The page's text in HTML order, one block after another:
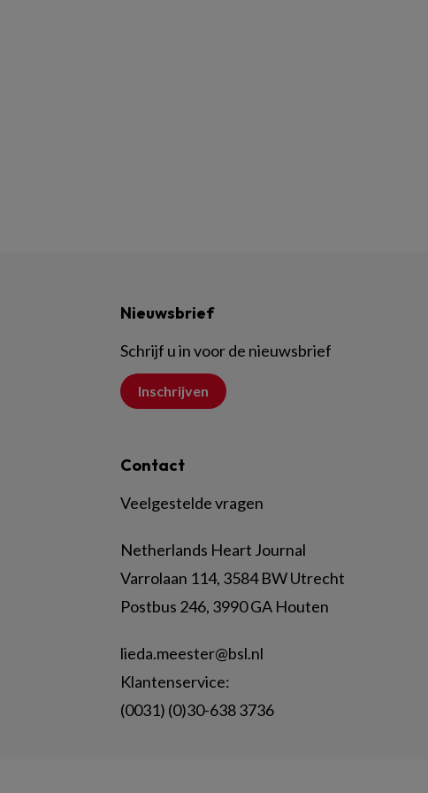
Nieuwsbrief
Schrijf u in voor de nieuwsbrief
Inschrijven
Contact
Veelgestelde vragen
Netherlands Heart Journal
Varrolaan 114, 3584 BW Utrecht
Postbus 246, 3990 GA Houten
lieda.meester@bsl.nl
Klantenservice:
(0031) (0)30-638 3736